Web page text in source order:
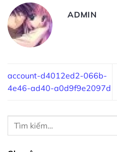
ADMIN
account-d4012ed2-066b-
4e46-ad40-a0d9f9e2097d